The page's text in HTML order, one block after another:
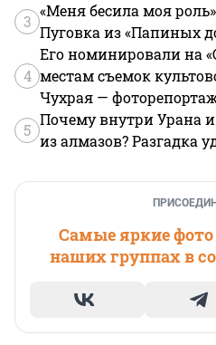
3
«Меня бесила моя
Пуговка из «Папиных
4
Его номинировали на
местам съемок
Чухрая —
5
Почему внутри Урана
из алмазов? Разгадка
Самые яркие
наших группах в